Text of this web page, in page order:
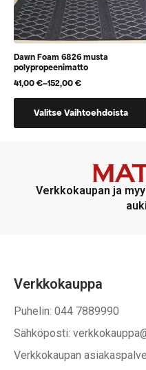
Dawn Foam 6826 musta
polypropeenimatto
41,00€–152,00€
Hintaluokka:
41,00 €
152,00 €
Valitse Vaihtoehdoista
tuotteella
Verkkokaupan ja
Verkkokauppa
Puhelin: 044 7889990
Sähköposti:
Verkkokaupan